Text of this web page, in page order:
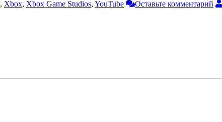
, Xbox, Xbox Game Studios, YouTube Оставьте комментарий